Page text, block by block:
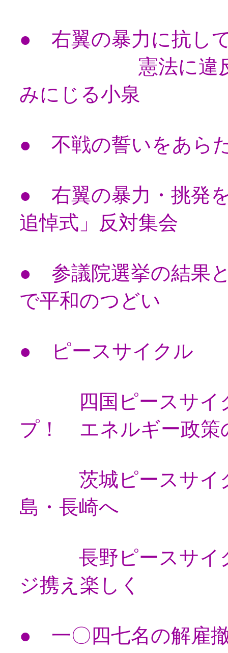
● 右翼の暴力に抗し
憲法に違反し、
みにじる小泉
● 不戦の誓いをあら
● 右翼の暴力・挑発
追悼式」反対集会
● 参議院選挙の結果
で平和のつどい
● ピースサイクル
四国ピースサイ
プ！ エネルギー政策
茨城ピースサイ
島・長崎へ
長野ピースサイ
ジ携え楽しく
● 一〇四七名の解雇